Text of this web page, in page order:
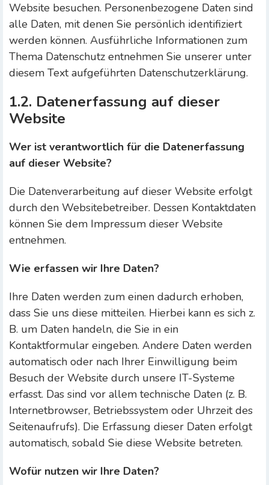
Website besuchen. Personenbezogene Daten sind
alle Daten, mit denen Sie persönlich identifiziert
werden können. Ausführliche Informationen zum
Thema Datenschutz entnehmen Sie unserer unter
diesem Text aufgeführten Datenschutzerklärung.
1.2. Datenerfassung auf dieser
Website
Wer ist verantwortlich für die Datenerfassung
auf dieser Website?
Die Datenverarbeitung auf dieser Website erfolgt
durch den Websitebetreiber. Dessen Kontaktdaten
können Sie dem Impressum dieser Website
entnehmen.
Wie erfassen wir Ihre Daten?
Ihre Daten werden zum einen dadurch erhoben,
dass Sie uns diese mitteilen. Hierbei kann es sich z.
B. um Daten handeln, die Sie in ein
Kontaktformular eingeben. Andere Daten werden
automatisch oder nach Ihrer Einwilligung beim
Besuch der Website durch unsere IT-Systeme
erfasst. Das sind vor allem technische Daten (z. B.
Internetbrowser, Betriebssystem oder Uhrzeit des
Seitenaufrufs). Die Erfassung dieser Daten erfolgt
automatisch, sobald Sie diese Website betreten.
Wofür nutzen wir Ihre Daten?